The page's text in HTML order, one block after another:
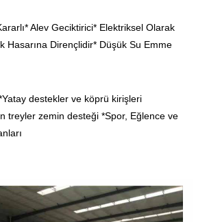
Alev Geciktirici* Elektriksel Olarak
Hasarına Dirençlidir* Düşük Su Emme
destekler ve köprü kirişleri
treyler zemin desteği *Spor, Eğlence ve